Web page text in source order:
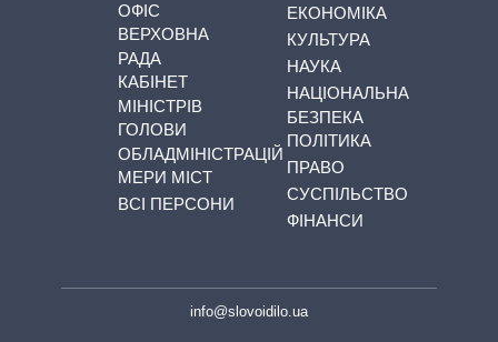
ОФІС
ВЕРХОВНА
РАДА
КАБІНЕТ
МІНІСТРІВ
ГОЛОВИ
ОБЛАДМІНІСТРАЦІЙ
МЕРИ МІСТ
ВСІ ПЕРСОНИ
ЕКОНОМІКА
КУЛЬТУРА
НАУКА
НАЦІОНАЛЬНА
БЕЗПЕКА
ПОЛІТИКА
ПРАВО
СУСПІЛЬСТВО
ФІНАНСИ
info@slovoidilo.ua